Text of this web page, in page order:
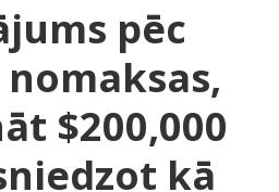
pēc
$200,000
kā